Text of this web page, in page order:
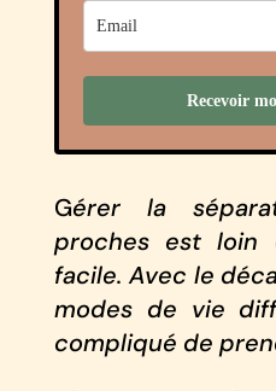
Recevoir
Gérer la
proches est loin
facile. Avec le
modes de vie
compliqué de